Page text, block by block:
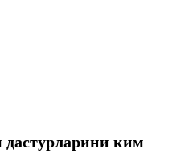
дастурларини ким